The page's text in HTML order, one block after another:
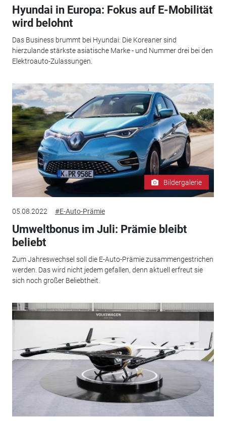
Hyundai in Europa: Fokus auf E-Mobilität
wird belohnt
Das Business brummt bei Hyundai: Die Koreaner sind
hierzulande stärkste asiatische Marke - und Nummer drei bei den
Elektroauto-Zulassungen.
Bildergalerie
05.08.2022 #E-Auto-Prämie
Umweltbonus im Juli: Prämie bleibt
beliebt
Zum Jahreswechsel soll die E-Auto-Prämie zusammengestrichen
werden. Das wird nicht jedem gefallen, denn aktuell erfreut sie
sich noch großer Beliebtheit.